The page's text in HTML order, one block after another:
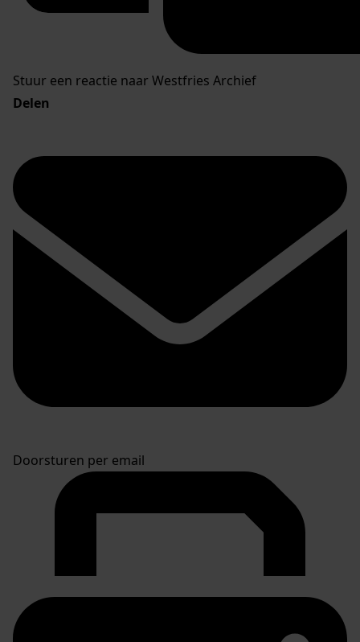
Stuur een reactie naar Westfries Archief
Delen
Doorsturen per email